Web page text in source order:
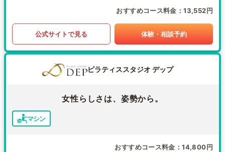
おすすめコース料金 13,552円
公式サイトで見る 体験・相談予約
ピラティススタジオ デップ
女性らしさは、姿勢から。
マシン
おすすめコース料金 14,800円